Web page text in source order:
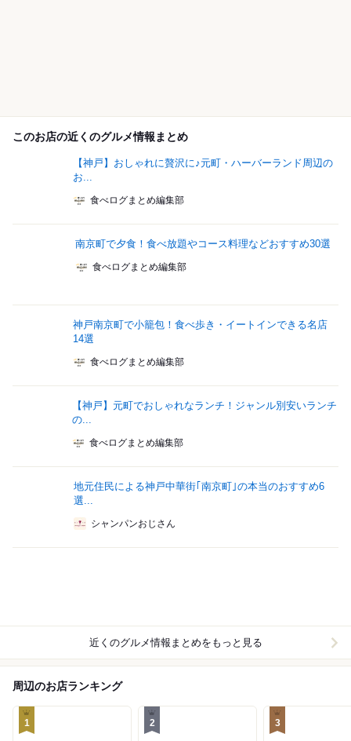
このお店の近くのグルメ情報まとめ
【神戸】おしゃれに贅沢に♪元町・ハーバーランド周辺の
お...
食べログまとめ編集部
南京町で夕食！食べ放題やコース料理などおすすめ30選
食べログまとめ編集部
神戸南京町で小籠包！食べ歩き・イートインできる名店
14選
食べログまとめ編集部
【神戸】元町でおしゃれなランチ！ジャンル別安いランチ
の...
食べログまとめ編集部
地元住民による神戸中華街｢南京町｣の本当のおすすめ6
選...
シャンパンおじさん
近くのグルメ情報まとめをもっと見る
周辺のお店ランキング
1 2 3